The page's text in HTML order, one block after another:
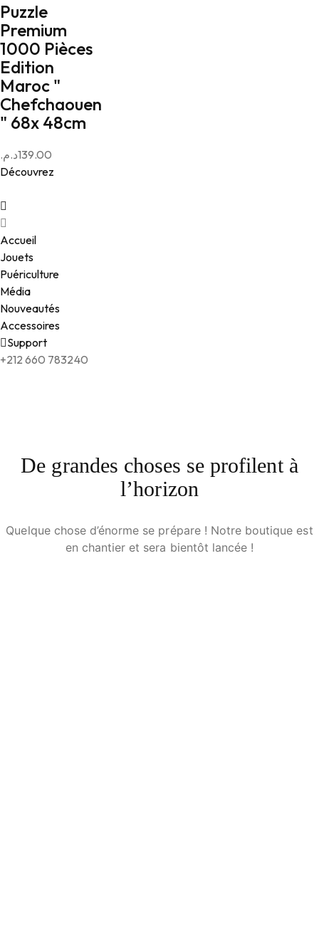
Puzzle
Premium
1000 Pièces
Edition
Maroc "
Chefchaouen
" 68x 48cm
139.00د.م.
Découvrez
Accueil
Jouets
Puériculture
Média
Nouveautés
Accessoires
Support
+212 660 783240
De grandes choses se profilent à
l’horizon
Quelque chose d’énorme se prépare ! Notre boutique est
en chantier et sera bientôt lancée !